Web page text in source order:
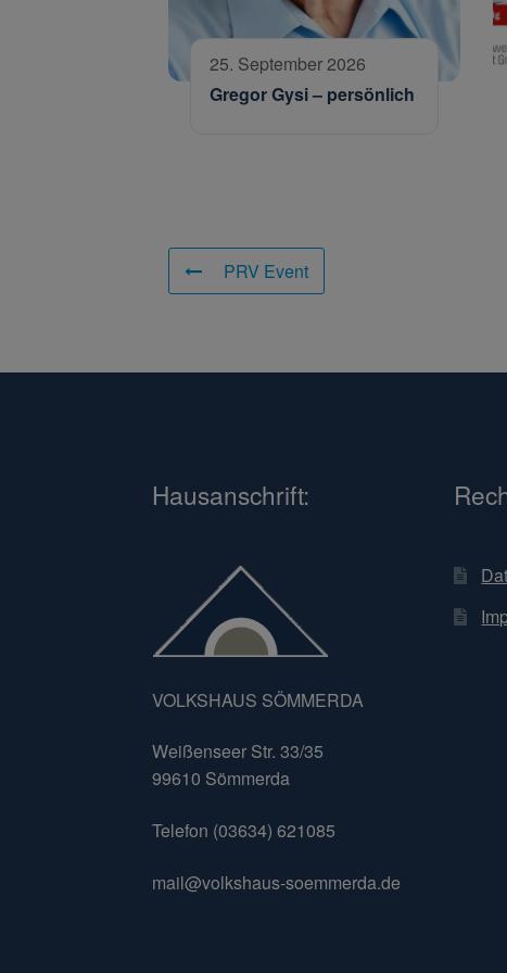
25. September 2026
Gregor Gysi – persönlich
PRV Event
Hausanschrift:
VOLKSHAUS SÖMMERDA
Weißenseer Str. 33/35
99610 Sömmerda
Telefon (03634) 621085
mail@volkshaus-soemmerda.de